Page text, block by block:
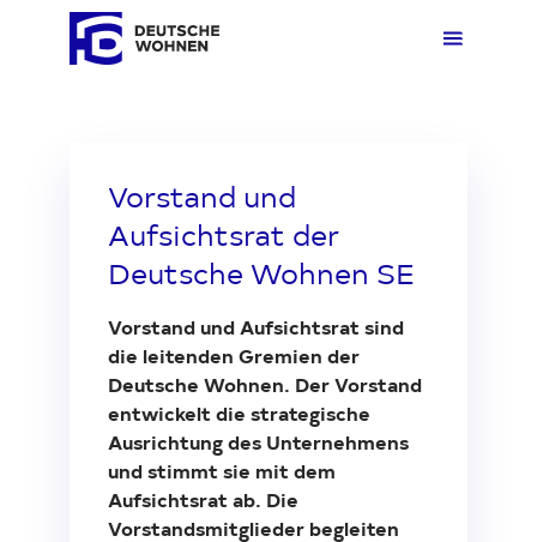
Kaufen
Wohnen
Fakten & Positionen
Über uns
Vorstand und
Aufsichtsrat der
Deutsche Wohnen SE
Vorstand und Aufsichtsrat sind
die leitenden Gremien der
Deutsche Wohnen. Der Vorstand
entwickelt die strategische
Ausrichtung des Unternehmens
und stimmt sie mit dem
Aufsichtsrat ab. Die
Vorstandsmitglieder begleiten